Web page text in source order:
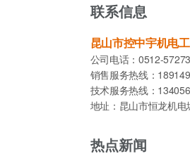
联系信息
昆山市控中宇机电
公司电话：0512-
销售服务热线：
技术服务热线：
地址：昆山市恒龙机电
热点新闻